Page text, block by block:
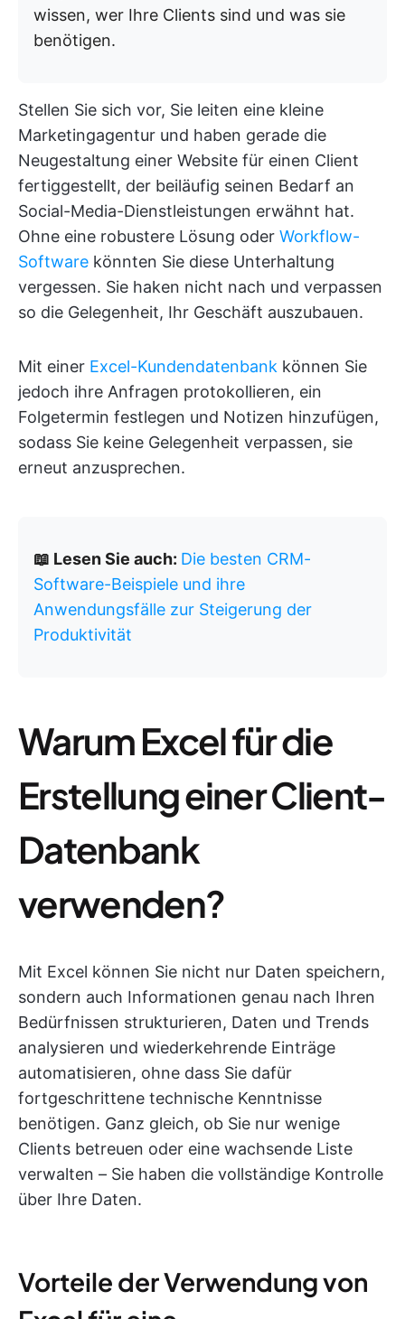
wissen, wer Ihre Clients sind und was sie
benötigen.
Stellen Sie sich vor, Sie leiten eine kleine
Marketingagentur und haben gerade die
Neugestaltung einer Website für einen Client
fertiggestellt, der beiläufig seinen Bedarf an
Social-Media-Dienstleistungen erwähnt hat.
Ohne eine robustere Lösung oder Workflow-
Software könnten Sie diese Unterhaltung
vergessen. Sie haken nicht nach und verpassen
so die Gelegenheit, Ihr Geschäft auszubauen.
Mit einer Excel-Kundendatenbank können Sie
jedoch ihre Anfragen protokollieren, ein
Folgetermin festlegen und Notizen hinzufügen,
sodass Sie keine Gelegenheit verpassen, sie
erneut anzusprechen.
📖 Lesen Sie auch: Die besten CRM-
Software-Beispiele und ihre
Anwendungsfälle zur Steigerung der
Produktivität
Warum Excel für die
Erstellung einer Client-
Datenbank
verwenden?
Mit Excel können Sie nicht nur Daten speichern,
sondern auch Informationen genau nach Ihren
Bedürfnissen strukturieren, Daten und Trends
analysieren und wiederkehrende Einträge
automatisieren, ohne dass Sie dafür
fortgeschrittene technische Kenntnisse
benötigen. Ganz gleich, ob Sie nur wenige
Clients betreuen oder eine wachsende Liste
verwalten – Sie haben die vollständige Kontrolle
über Ihre Daten.
Vorteile der Verwendung von